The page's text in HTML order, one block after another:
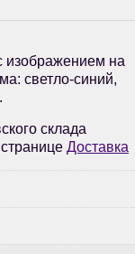
изображением на
светло-синий,
склада
Доставка